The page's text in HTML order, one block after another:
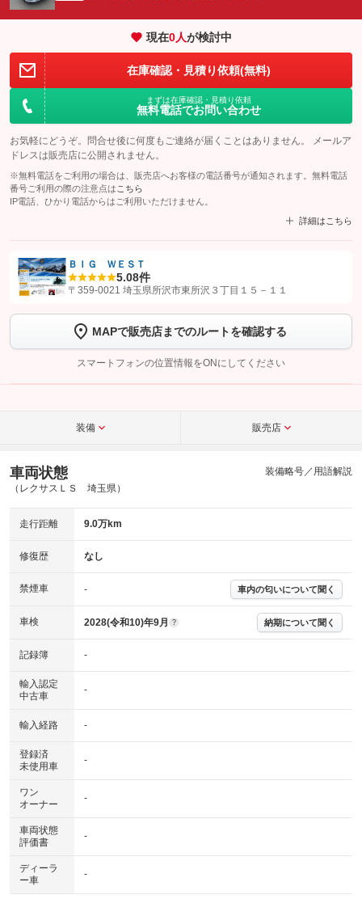
現在0人が検討中
在庫確認・見積り依頼(無料)
まずは在庫確認・見積り依頼
無料電話でお問い合わせ
お気軽にどうぞ。問合せ後に何度もご連絡が届くことはありません。 メールア
ドレスは販売店に公開されません。
※無料電話をご利用の場合は、販売店へお客様の電話番号が通知されます。無料電話
番号ご利用の際の注意点は こちら
IP電話、ひかり電話からはご利用いただけません。
詳細はこちら
【STEP1】認証画面でグーネットを友だち追加してから「許可する」ボタンを押
トーク画面で
ボタンをタップして問い合わせを
完了してください。
こちら
ＢＩＧ ＷＥＳＴ
5.08件
〒359-0021 埼玉県所沢市東所沢３丁目１５－１１
MAPで販売店までのルートを確認する
スマートフォンの位置情報をONにしてください
装備 販売店
車両状態
（レクサスＬＳ 埼玉県）
装備略号／用語解説
走行距離 9.0万km
修復歴 なし
禁煙車 - 車内の匂いについて聞く
車検 2028(令和10)年9月 ? 納期について聞く
記録簿 -
輸入認定
中古車
-
輸入経路 -
登録済
未使用車
-
ワン
オーナー
-
車両状態
評価書
-
ディーラ
ー車
-